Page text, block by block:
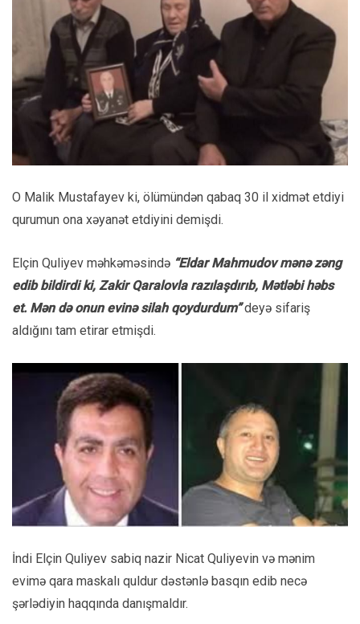
O Malik Mustafayev ki, ölümündən qabaq 30 il xidmət etdiyi
qurumun ona xəyanət etdiyini demişdi.
Elçin Quliyev məhkəməsində “Eldar Mahmudov mənə zəng
edib bildirdi ki, Zakir Qaralovla razılaşdırıb, Mətləbi həbs
et. Mən də onun evinə silah qoydurdum”deyə sifariş
aldığını tam etirar etmişdi.
İndi Elçin Quliyev sabiq nazir Nicat Quliyevin və mənim
evimə qara maskalı quldur dəstənlə basqın edib necə
şərlədiyin haqqında danışmaldır.